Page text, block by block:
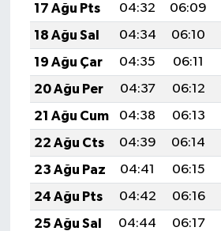
17 Ağu Pts
04:32 06:09
18 Ağu Sal
04:34 06:10
19 Ağu Çar
04:35 06:11
20 Ağu Per
04:37 06:12
21 Ağu Cum
04:38 06:13
22 Ağu Cts
04:39 06:14
23 Ağu Paz
04:41 06:15
24 Ağu Pts
04:42 06:16
25 Ağu Sal
04:44 06:17